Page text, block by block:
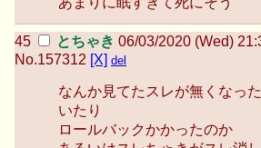
とちゃき 06/03/2020 (Wed)
No.157312 [X] del
なんか見てたスレが無くなっ
いたり
ロールバックかかったのか